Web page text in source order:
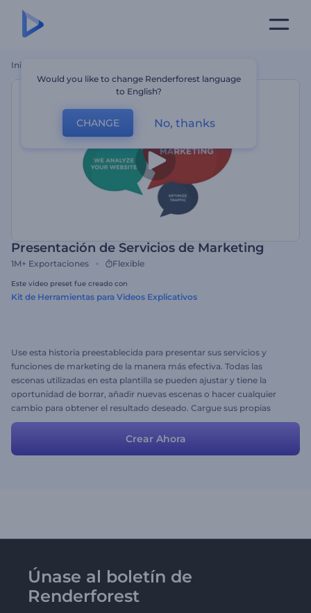
Inicio
Presentación de Servicios de Marketing
1M+ Exportaciones Flexible
Este video preset fue creado con
Kit de Herramientas para Videos Explicativos
Use esta historia preestablecida para presentar sus servicios y
funciones de marketing de la manera más efectiva. Todas las
escenas utilizadas en esta plantilla se pueden ajustar y tiene la
oportunidad de borrar, añadir nuevas escenas o hacer cualquier
cambio para obtener el resultado deseado. Cargue sus propias
imágenes, añada textos y su video promocional de alta calidad
estará listo para impresionar a su audiencia.
Crear Ahora
Únase al boletín de
Renderforest
Would you like to change Renderforest language
to English?
CHANGE No, thanks